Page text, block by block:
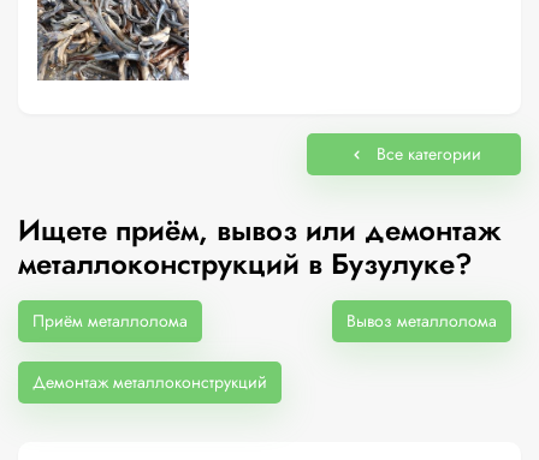
Все категории
Ищете приём, вывоз или демонтаж
металлоконструкций в Бузулуке?
Приём металлолома Вывоз металлолома
Демонтаж металлоконструкций